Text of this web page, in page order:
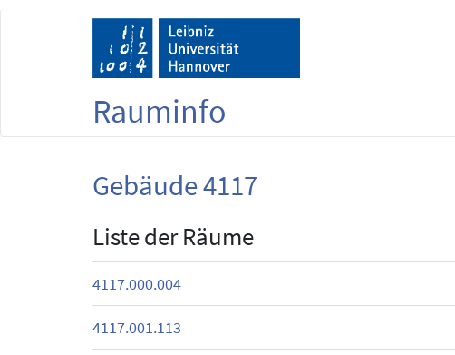
Rauminfo
Gebäude 4117
Liste der Räume
4117.000.004
4117.001.113